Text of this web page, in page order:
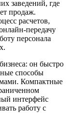
заведений, где
продаж.
расчетов,
передачу
персонала
он быстро
способы
Компактные
интерфейс
работу с